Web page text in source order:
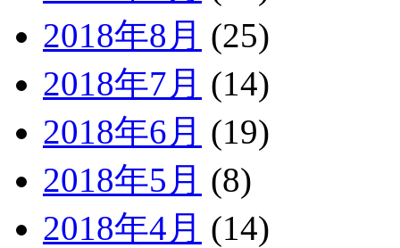
2018年8月 (25)
2018年7月 (14)
2018年6月 (19)
2018年5月 (8)
2018年4月 (14)